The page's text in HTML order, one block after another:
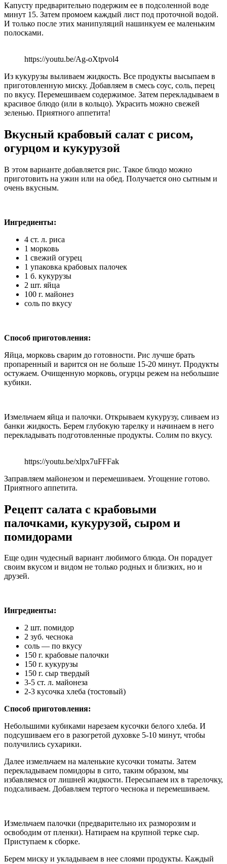
Капусту предварительно подержим ее в подсоленной воде
минут 15. Затем промоем каждый лист под проточной водой.
И только после этих манипуляций нашинкуем ее маленьким
полосками.
https://youtu.be/Ag-oXtpvol4
Из кукурузы выливаем жидкость. Все продукты высыпаем в
приготовленную миску. Добавляем в смесь соус, соль, перец
по вкусу. Перемешиваем содержимое. Затем перекладываем в
красивое блюдо (или в кольцо). Украсить можно свежей
зеленью. Приятного аппетита!
Вкусный крабовый салат с рисом,
огурцом и кукурузой
В этом варианте добавляется рис. Такое блюдо можно
приготовить на ужин или на обед. Получается оно сытным и
очень вкусным.
Ингредиенты:
4 ст. л. риса
1 морковь
1 свежий огурец
1 упаковка крабовых палочек
1 б. кукурузы
2 шт. яйца
100 г. майонез
соль по вкусу
Способ приготовления:
Яйца, морковь сварим до готовности. Рис лучше брать
пропаренный и варится он не больше 15-20 минут. Продукты
остужаем. Очищенную морковь, огурцы режем на небольшие
кубики.
Измельчаем яйца и палочки. Открываем кукурузу, сливаем из
банки жидкость. Берем глубокую тарелку и начинаем в него
перекладывать подготовленные продукты. Солим по вкусу.
https://youtu.be/xlpx7uFFFak
Заправляем майонезом и перемешиваем. Угощение готово.
Приятного аппетита.
Рецепт салата с крабовыми
палочками, кукурузой, сыром и
помидорами
Еще один чудесный вариант любимого блюда. Он порадует
своим вкусом и видом не только родных и близких, но и
друзей.
Ингредиенты:
2 шт. помидор
2 зуб. чеснока
соль — по вкусу
150 г. крабовые палочки
150 г. кукурузы
150 г. сыр твердый
3-5 ст. л. майонеза
2-3 кусочка хлеба (тостовый)
Способ приготовления:
Небольшими кубиками нарезаем кусочки белого хлеба. И
подсушиваем его в разогретой духовке 5-10 минут, чтобы
получились сухарики.
Далее измельчаем на маленькие кусочки томаты. Затем
перекладываем помидоры в сито, таким образом, мы
избавляемся от лишней жидкости. Пересыпаем их в тарелочку,
подсаливаем. Добавляем тертого чеснока и перемешиваем.
Измельчаем палочки (предварительно их разморозим и
освободим от пленки). Натираем на крупной терке сыр.
Приступаем к сборке.
Берем миску и укладываем в нее слоями продукты. Каждый